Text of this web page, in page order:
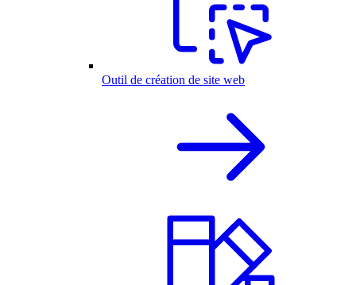
Outil de création de site web